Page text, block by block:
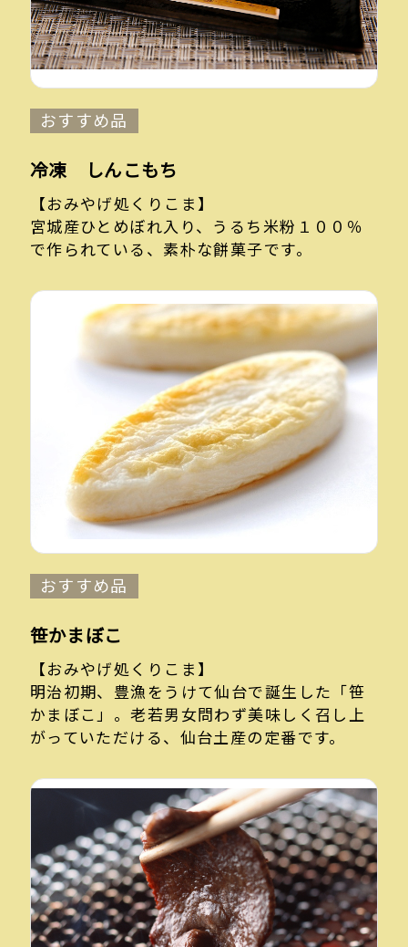
おすすめ品
冷凍 しんこもち
【おみやげ処くりこま】
宮城産ひとめぼれ入り、うるち米粉１００％
で作られている、素朴な餅菓子です。
おすすめ品
笹かまぼこ
【おみやげ処くりこま】
明治初期、豊漁をうけて仙台で誕生した「笹
かまぼこ」。老若男女問わず美味しく召し上
がっていただける、仙台土産の定番です。